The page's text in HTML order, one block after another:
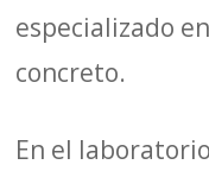
especializado
concreto.
En el